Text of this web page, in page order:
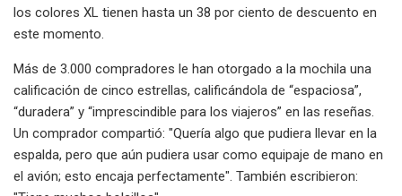
los colores XL tienen hasta un 38 por ciento de descuento en
este momento.
Más de 3.000 compradores le han otorgado a la mochila una
calificación de cinco estrellas, calificándola de “espaciosa”,
“duradera” y “imprescindible para los viajeros” en las reseñas.
Un comprador compartió: "Quería algo que pudiera llevar en la
espalda, pero que aún pudiera usar como equipaje de mano en
el avión; esto encaja perfectamente". También escribieron: